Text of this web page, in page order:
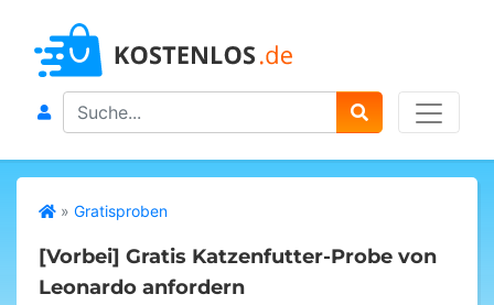
Search
» Gratisproben
[Vorbei] Gratis Katzenfutter-Probe von
Leonardo anfordern